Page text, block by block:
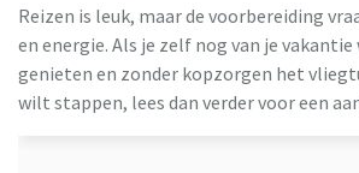
Reizen is leuk, maar de voorbereiding
en energie. Als je zelf nog van je
genieten en zonder kopzorgen het
wilt stappen, lees dan verder voor een